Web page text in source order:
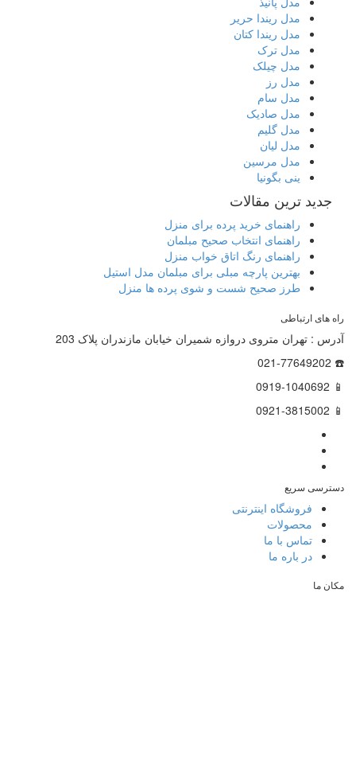
مدل ریندا حریر
مدل ریندا کتان
مدل ترک
مدل چیلک
مدل رز
مدل سام
مدل صادیک
مدل گلیم
مدل لیان
مدل مرسین
ینی بگونیا
جدید ترین مقالات
راهنمای خرید پرده برای منزل
راهنمای انتخاب صحیح مبلمان
راهنمای رنگ اتاق خواب منزل
بهترین پارچه مبلی برای مبلمان مدل استیل
طرز صحیح شست و شوی پرده ها منزل
راه های ارتباطی
آدرس : تهران متروی دروازه شمیران خیابان مازندران پلاک 203
☎️ 021-77649202
📱 0919-1040692
📱 0921-3815002
دسترسی سریع
فروشگاه اینترنتی
محصولات
تماس با ما
در باره ما
مکان ما